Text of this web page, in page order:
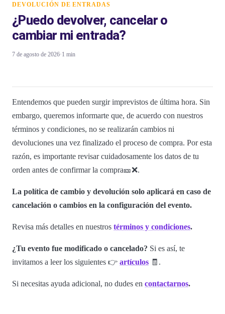
DEVOLUCIÓN DE ENTRADAS
¿Puedo devolver, cancelar o
cambiar mi entrada?
7 de agosto de 2026·1 min
Entendemos que pueden surgir imprevistos de última hora. Sin
embargo, queremos informarte que, de acuerdo con nuestros
términos y condiciones, no se realizarán cambios ni
devoluciones una vez finalizado el proceso de compra. Por esta
razón, es importante revisar cuidadosamente los datos de tu
orden antes de confirmar la compra🎫❌.
La política de cambio y devolución solo aplicará en caso de
cancelación o cambios en la configuración del evento.
Revisa más detalles en nuestros términos y condiciones.
¿Tu evento fue modificado o cancelado? Si es así, te
invitamos a leer los siguientes 👉 artículos 🧾.
Si necesitas ayuda adicional, no dudes en contactarnos.